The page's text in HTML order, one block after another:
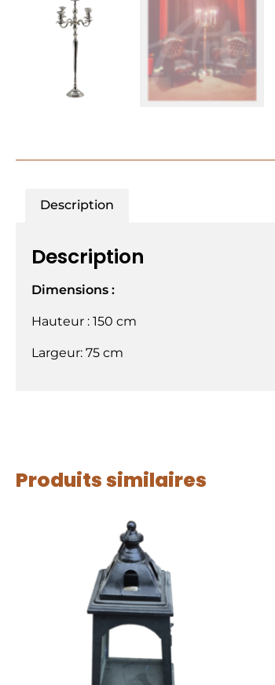
Description
Description
Dimensions :
Hauteur : 150 cm
Largeur: 75 cm
Produits similaires